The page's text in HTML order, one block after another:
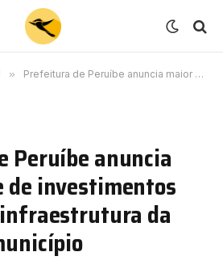
» Prefeitura de Peruíbe anuncia maior pacote de investimentos em obras de infraestrutura da história do município
Peruíbe anuncia
de investimentos
da